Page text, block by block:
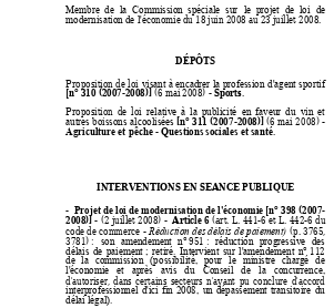
Membre de la Commission spéciale sur le  projet de  loi de
modernisation de l'économie du 18 juin 2008 au 23 juillet 2008.
DÉPÔTS
Proposition de loi visant à encadrer la profession d'agent sportif
[n° 310 (2007-2008)] (6 mai 2008) - Sports.
Proposition de loi relative à la publicité  en faveur du  vin et
autres boissons alcoolisées [n° 311 (2007-2008)] (6 mai 2008) -
Agriculture et pêche - Questions sociales et santé.
INTERVENTIONS EN SEANCE PUBLIQUE
- Projet de loi de modernisation de l'économie [n° 398 (2007-
2008)] - (2 juillet 2008) - Article 6 (art. L. 441-6 et L. 442-6 du
code de commerce - Réduction des délais de paiement) (p. 3765,
3781) : son amendement n° 951 : réduction progressive
des
délais de paiement ; retiré. Intervient sur l'amendement n° 112
de la commission (possibilité, pour le ministre chargé
de
l'économie
et après avis du Conseil de la concurrence,
d'autoriser, dans certains secteurs n'ayant pu conclure d'accord
interprofessionnel d'ici fin 2008, un dépassement transitoire du
délai légal).